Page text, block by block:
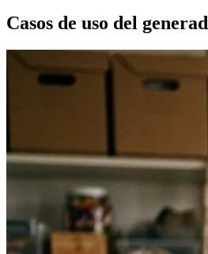
Casos de uso del